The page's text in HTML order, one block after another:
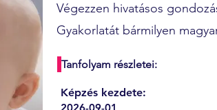
Végezzen hivatásos
Gyakorlatát bármilyen
Tanfolyam részletei:
Képzés kezdete: